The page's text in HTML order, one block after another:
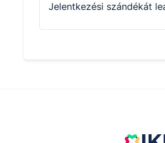
Jelentkezési szándékát